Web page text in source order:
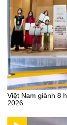
Việt Nam giành 8
2026